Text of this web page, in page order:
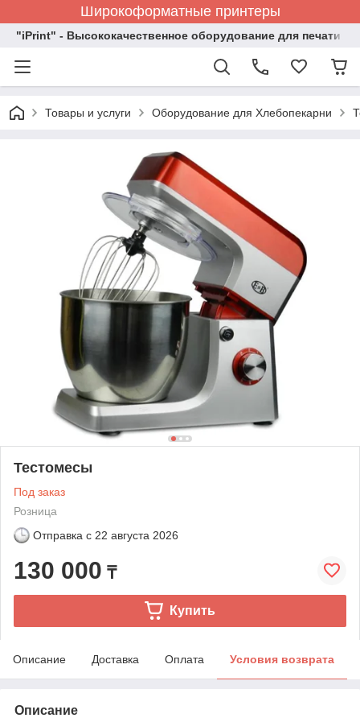
Широкоформатные принтеры
"iPrint" - Высококачественное оборудование для печати
Товары и услуги Оборудование для Хлебопекарни
Тестомесы
Под заказ
Розница
Отправка с 22 августа 2026
130 000 ₸
Купить
Описание Доставка Оплата Условия возврата
Описание